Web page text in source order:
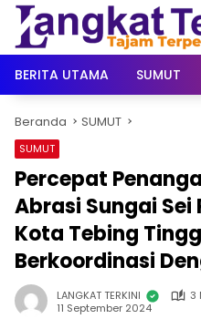
Langsung
konten
BERITA UTAMA
SUMUT
Beranda SUMUT
SUMUT
Percepat
Abrasi Sungai Sei
Kota Tebing
Berkoordinasi
LANGKAT TERKINI
3
11 September 2024